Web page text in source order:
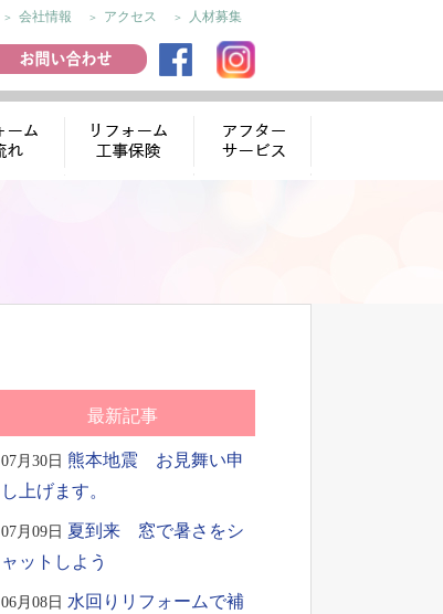
会社情報 アクセス 人材募集
最新記事
07月30日 熊本地震 お見舞い申
し上げます。
07月09日 夏到来 窓で暑さをシ
ャットしよう
06月08日 水回りリフォームで補